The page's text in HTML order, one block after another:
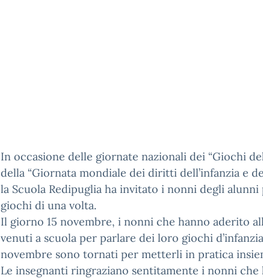
In occasione delle giornate nazionali dei “Giochi
della “Giornata mondiale dei diritti dell’infanzia e
la Scuola Redipuglia ha invitato i nonni degli
giochi di una volta.
Il giorno 15 novembre, i nonni che hanno aderito
venuti a scuola per parlare dei loro giochi
novembre sono tornati per metterli in pratica
Le insegnanti ringraziano sentitamente i nonni che